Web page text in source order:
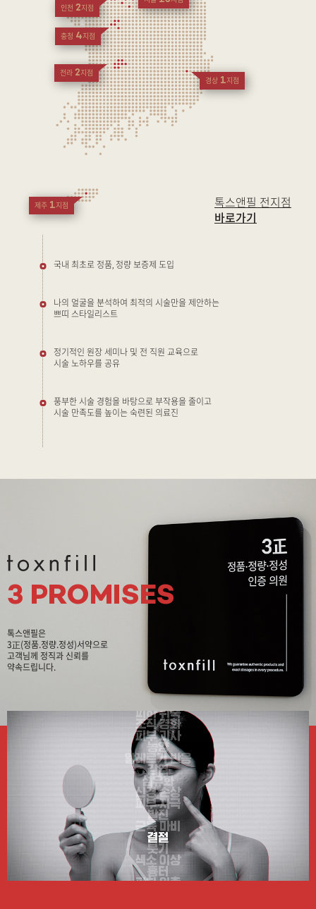
인천 2지점
충청 4지점
전라 2지점
경상 1지점
제주 1지점
톡스앤필 전지점
바로가기
국내 최초로 정품, 정량 보증제 도입
나의 얼굴을 분석하여 최적의 시술만을 제안하는
쁘띠 스타일리스트
정기적인 원장 세미나 및 전 직원 교육으로
시술 노하우를 공유
풍부한 시술 경험을 바탕으로 부작용을 줄이고
시술 만족도를 높이는 숙련된 의료진
3 PROMISES
톡스앤필은
3正(정품.정량.정성)서약으로
고객님께 정직과 신뢰를
약속드립니다.